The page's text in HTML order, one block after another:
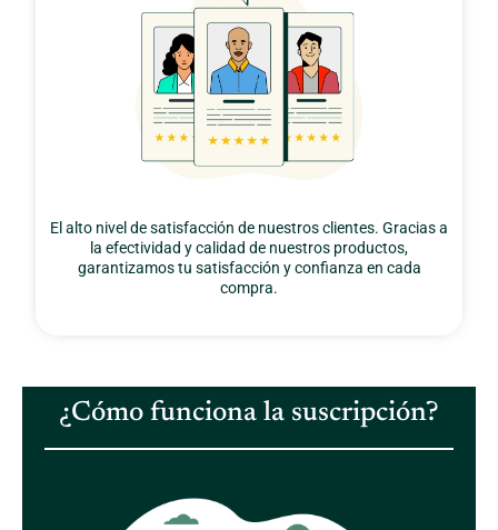
El alto nivel de satisfacción de nuestros clientes. Gracias a
la efectividad y calidad de nuestros productos,
garantizamos tu satisfacción y confianza en cada
compra.
¿Cómo funciona la suscripción?